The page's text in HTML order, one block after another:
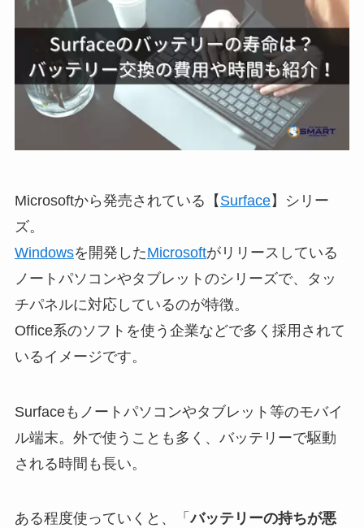
Microsoftから発売されている【 Surface】シリー
ズ。
Windowsを開発したMicrosoftがリリースしている
ノートパソコンやタブレットのシリーズで、タッ
チパネルに対応しているのが特徴。
Office系のソフトを使う企業などで多く採用されて
いるイメージです。
Surfaceもノートパソコンやタブレット等のモバイ
ル端末。外で使うことも多く、バッテリーで駆動
される時間も長い。
ある程度使っていくと、「バッテリーの持ちが悪